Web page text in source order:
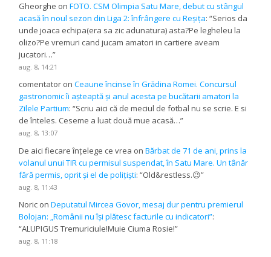
Gheorghe onFOTO. CSM Olimpia Satu Mare, debut cu stângul
acasă în noul sezon din Liga 2: înfrângere cu Reșița: “Serios da
unde joaca echipa(era sa zic adunatura) asta?Pe legheleu la
olizo?Pe vremuri cand jucam amatori in cartiere aveam
jucatori…”
aug. 8, 14:21
comentator onCeaune încinse în Grădina Romei. Concursul
gastronomic îi așteaptă și anul acesta pe bucătarii amatori la
Zilele Partium: “Scriu aici că de meciul de fotbal nu se scrie. E si
de înteles. Ceseme a luat două mue acasă…”
aug. 8, 13:07
De aici fiecare înțelege ce vrea onBărbat de 71 de ani, prins la
volanul unui TIR cu permisul suspendat, în Satu Mare. Un tânăr
fără permis, oprit și el de polițiști: “Old&restless.😉”
aug. 8, 11:43
Noric onDeputatul Mircea Govor, mesaj dur pentru premierul
Bolojan: „Românii nu își plătesc facturile cu indicatori”:
“ALUPIGUS Tremuriciule!Muie Ciuma Rosie!”
aug. 8, 11:18